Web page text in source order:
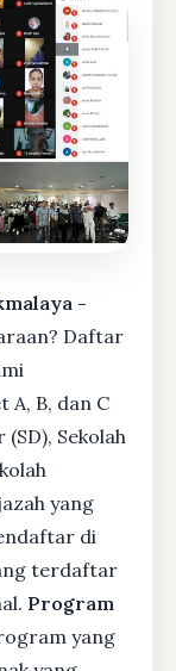
-
Daftar
A, B, dan C
Sekolah
yang
di
terdaftar
Program
yang